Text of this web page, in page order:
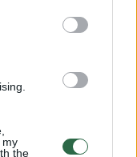
my
the
U13-U15